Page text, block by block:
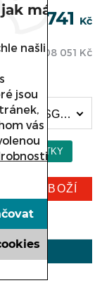
130 741 Kč
108 051 Kč
Chladicí obslužná vitrína COLD NEVADA, W-15 SGSP NZ délka 2735 mm (130 741 Kč)
ZBOŽÍ
má
našli
jsou
vás